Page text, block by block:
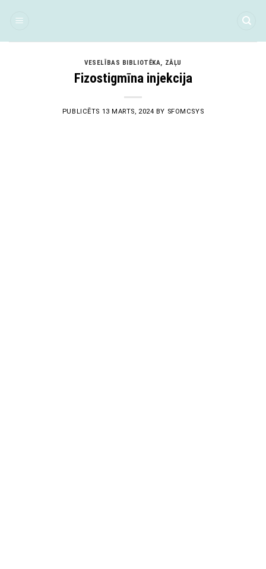
VESELĪBAS BIBLIOTĒKA, ZĀĻU
Fizostigmīna injekcija
PUBLICĒTS 13 MARTS, 2024 BY SFOMCSYS